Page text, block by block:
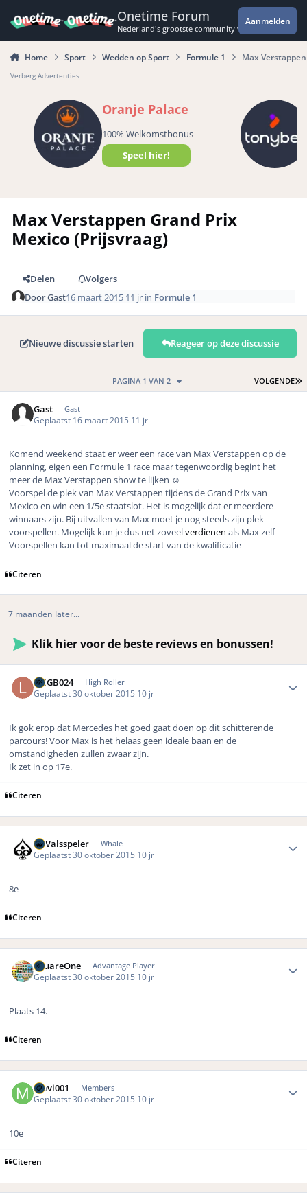
Onetime Forum
Nederland's grootste community voor de
Aanmelden
Home Sport Wedden op Sport Formule 1 Max
Verberg Advertenties
Oranje Palace
100% Welkomstbonus
Speel hier!
Max Verstappen Grand Prix
Mexico (Prijsvraag)
Delen
Volgers
DoorGast16 maart 2015 11 jr in Formule 1
Nieuwe discussie starten Reageer op deze discussie
VOLGENDE
PAGINA 1 VAN 2
Gast Gast
Geplaatst 16 maart 2015 11 jr
Komend weekend staat er weer een race van Max Verstappen op de
planning, eigen een Formule 1 race maar tegenwoordig begint het
meer de Max Verstappen show te lijken ☺️
Voorspel de plek van Max Verstappen tijdens de Grand Prix van
Mexico en win een 1/5e staatslot. Het is mogelijk dat er meerdere
winnaars zijn. Bij uitvallen van Max moet je nog steeds zijn plek
voorspellen. Mogelijk kun je dus net zoveelverdienen als Max zelf
Voorspellen kan tot maximaal de start van de kwalificatie
Citeren
7 maanden later...
Klik hier voor de beste reviews en bonussen!
LMGB024 High Roller
Geplaatst 30 oktober 2015 10 jr
Ik gok erop dat Mercedes het goed gaat doen op dit schitterende
parcours! Voor Max is het helaas geen ideale baan en de
omstandigheden zullen zwaar zijn.
Ik zet in op 17e.
Citeren
DeValsspeler Whale
Geplaatst 30 oktober 2015 10 jr
8e
Citeren
SquareOne Advantage Player
Geplaatst 30 oktober 2015 10 jr
Plaats 14.
Citeren
mavi001 Members
Geplaatst 30 oktober 2015 10 jr
10e
Citeren